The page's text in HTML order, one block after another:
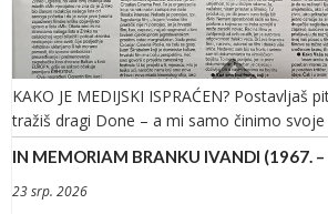
KAKO JE MEDIJSKI ISPRAĆEN? Postavljaš
tražiš dragi Done – a mi samo činimo
IN MEMORIAM BRANKU IVANDI (1967.
23 srp. 2026